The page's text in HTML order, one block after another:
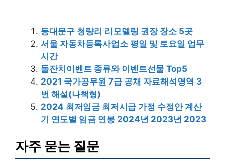
동대문구 청량리 리모델링 권장 장소 5곳
서울 자동차등록사업소 평일 및 토요일 업무
시간
돌잔치이벤트 종류와 이벤트선물 Top5
2021 국가공무원 7급 공채 자료해석영역 3
번 해설(나책형)
2024 최저임금 최저시급 가정 수정안 계산
기 연도별 임금 연봉 2024년 2023년 2023
자주 묻는 질문